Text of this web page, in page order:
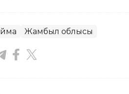
Жамбыл облысы